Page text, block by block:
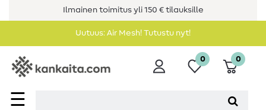
Ilmainen toimitus yli 150 € tilauksille
Uutuus: Air Mesh! Tutustu nyt!
☰
0 0